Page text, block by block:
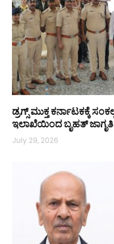
ಡ್ರಗ್ಸ್ ಮುಕ್ತ ಕರ್ನಾಟಕಕ್ಕೆ
ಇಲಾಖೆಯಿಂದ ಬೃಹತ್
July 29, 2026